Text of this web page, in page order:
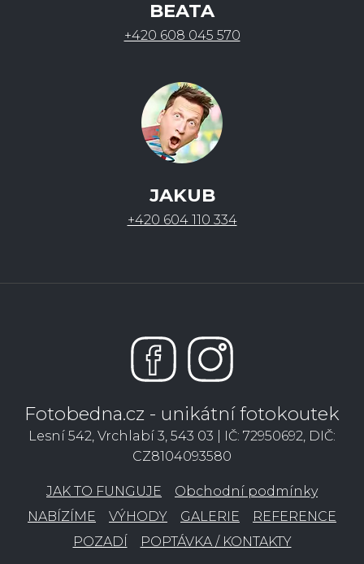
BEATA
+420 608 045 570
JAKUB
+420 604 110 334
Fotobedna.cz - unikátní fotokoutek
Lesní 542, Vrchlabí 3, 543 03 | IČ: 72950692, DIČ:
CZ8104093580
JAK TO FUNGUJE
Obchodní podmínky
NABÍZÍME
VÝHODY GALERIE
REFERENCE
POZADÍ
POPTÁVKA / KONTAKTY